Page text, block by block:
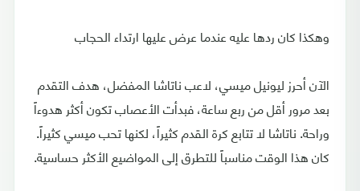
وهكذا كان ردها عليه عندما عرض عليها ارتداء الحجاب
الآن أحرز ليونيل ميسي، لاعب ناتاشا المفضل، هدف التقدم
بعد مرور أقل من ربع ساعة، فبدأت الأعصاب تكون أكثر هدوءاً
وراحة. ناتاشا لا تتابع كرة القدم كثيراً، لكنها تحب ميسي كثيراً.
كان هذا الوقت مناسباً للتطرق إلى المواضيع الأكثر حساسية.